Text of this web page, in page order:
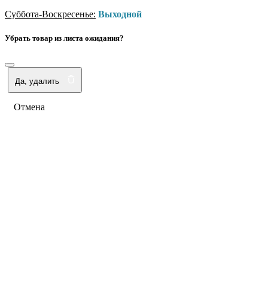
Суббота-Воскресенье: Выходной
Убрать товар из листа ожидания?
Да, удалить
Отмена